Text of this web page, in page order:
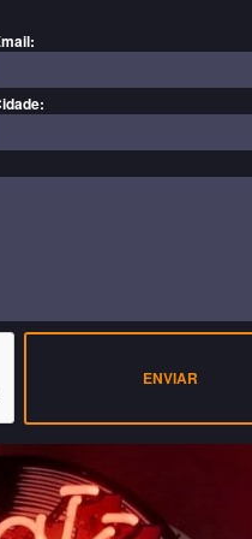
ENVIAR